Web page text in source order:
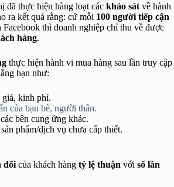
đã thực hiện hàng loạt các khảo sát về hành
ra kết quả rằng: cứ mỗi 100 người tiếp cận
thì doanh nghiệp chỉ thu về được
hàng.
thực hiện hành vi mua hàng sau lần truy cập
hạn như:
giá, kinh phí.
của bạn bè, người thân.
bên cung ứng khác.
phẩm/dịch vụ chưa cấp thiết.
đổi của khách hàng tỷ lệ thuận với số lần